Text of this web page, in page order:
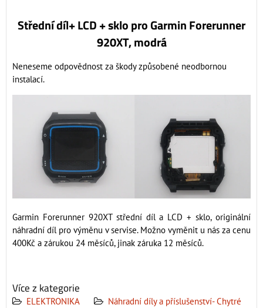
Střední díl+ LCD + sklo pro Garmin Forerunner
920XT, modrá
Neneseme odpovědnost za škody způsobené neodbornou
instalací.
Garmin Forerunner 920XT střední díl a LCD + sklo, originální
náhradní díl pro výměnu v servise. Možno vyměnit u nás za cenu
400Kč a zárukou 24 měsíců, jinak záruka 12 měsíců.
Více z kategorie
ELEKTRONIKA
Náhradní díly a příslušenství- Chytré